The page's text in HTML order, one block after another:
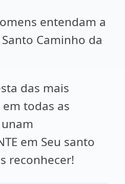
entendam a
Caminho da
das mais
todas as
em Seu santo
reconhecer!